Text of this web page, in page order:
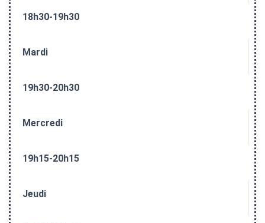
18h30-19h30
Mardi
19h30-20h30
Mercredi
19h15-20h15
Jeudi